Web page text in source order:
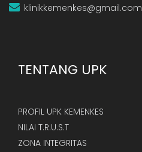
klinikkemenkes@gmail.com
TENTANG UPK
PROFIL UPK KEMENKES
NILAI T.R.U.S.T
ZONA INTEGRITAS